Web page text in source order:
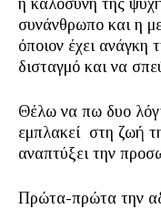
η καλοσύνη της
συνάνθρωπο και η
όποιον έχει ανάγκη
δισταγμό και να
Θέλω να πω δυο
εμπλακεί στη ζωή
αναπτύξει την
Πρώτα-πρώτα την